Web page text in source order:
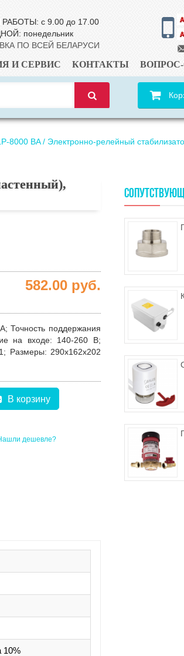
с 9.00 до 17.00
понедельник
ПО ВСЕЙ БЕЛАРУСИ
И СЕРВИС КОНТАКТЫ
8000 BA / Электронно-релейный
582.00 руб.
Точность поддержания
на входе: 140-260 В;
Размеры: 290x162x202
В корзину
дешевле?
10%